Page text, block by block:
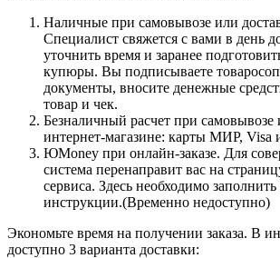
Наличные при самовывозе или
Специалист свяжется с вами в день
уточнить время и заранее
купюры. Вы подписываете
документы, вносите денежные
товар и чек.
Безналичный расчет при
интернет-магазине: карты МИР, Visa
ЮMoney при онлайн-заказе. Для
система перенаправит вас на
сервиса. Здесь необходимо
инструкции.(Временно недоступно)
Экономьте время на получении заказа. В
доступно 3 варианта доставки: